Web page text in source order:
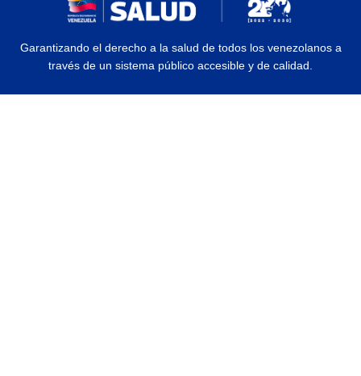
Garantizando el derecho a la salud de todos los venezolanos a
través de un sistema público accesible y de calidad.